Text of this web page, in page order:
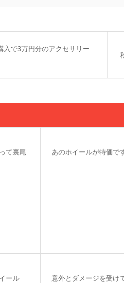
入で3万円分のアクセサリー
て裏尾
あのホイールが特価で
ール
意外とダメージを受け